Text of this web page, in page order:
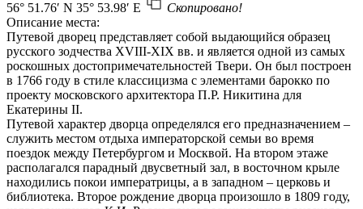
56° 51.76′ N 35° 53.98′ E
Скопировано!
Описание места:
Путевой дворец представляет собой выдающийся образец
русского зодчества XVIII-XIX вв. и является одной из самых
роскошных достопримечательностей Твери. Он был построен
в 1766 году в стиле классицизма с элементами барокко по
проекту московского архитектора П.Р. Никитина для
Екатерины II.
Путевой характер дворца определялся его предназначением –
служить местом отдыха императорской семьи во время
поездок между Петербургом и Москвой. На втором этаже
располагался парадный двусветный зал, в восточном крыле
находились покои императрицы, а в западном – церковь и
библиотека. Второе рождение дворца произошло в 1809 году,